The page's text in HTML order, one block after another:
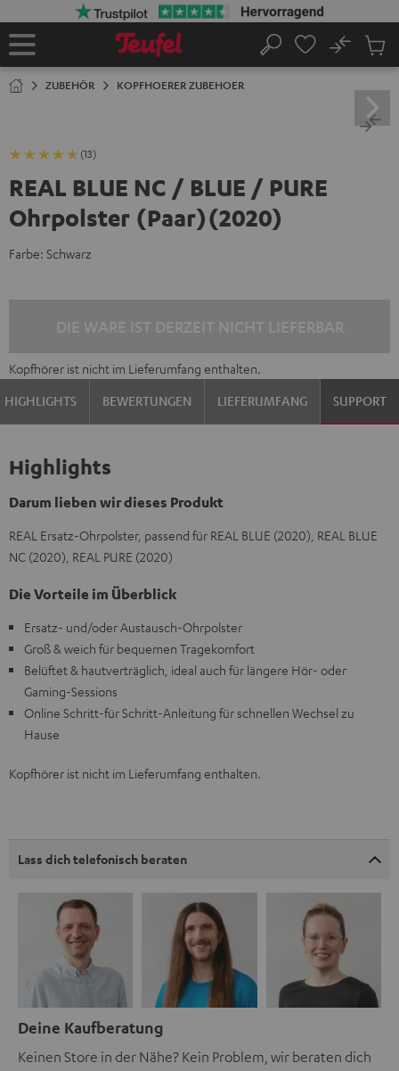
Startseite
Suche
No
ZUBEHÖR KOPFHOERER ZUBEHOER
(13)
REAL BLUE NC / BLUE / PURE
Ohrpolster (Paar)(2020)
Farbe: Schwarz
Kopfhörer ist nicht im Lieferumfang enthalten.
HIGHLIGHTS
BEWERTUNGEN LIEFERUMFANG SUPPORT
Highlights
Darum lieben wir dieses Produkt
REAL Ersatz-Ohrpolster, passend für REAL BLUE (2020), REAL BLUE
NC (2020), REAL PURE (2020)
Die Vorteile im Überblick
Ersatz- und/oder Austausch-Ohrpolster
Groß & weich für bequemen Tragekomfort
Belüftet & hautverträglich, ideal auch für längere Hör- oder
Gaming-Sessions
Online Schritt-für Schritt-Anleitung für schnellen Wechsel zu
Hause
Kopfhörer ist nicht im Lieferumfang enthalten.
Lass dich telefonisch beraten
Deine Kaufberatung
Keinen Store in der Nähe? Kein Problem, wir beraten dich